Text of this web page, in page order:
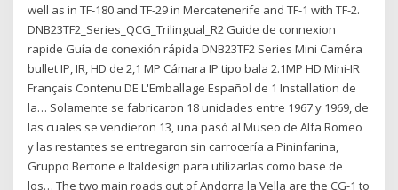
well as in TF-180 and TF-29 in Mercatenerife and TF-1 with TF-2.
DNB23TF2_Series_QCG_Trilingual_R2 Guide de connexion
rapide Guía de conexión rápida DNB23TF2 Series Mini Caméra
bullet IP, IR, HD de 2,1 MP Cámara IP tipo bala 2.1MP HD Mini-IR
Français Contenu DE L'Emballage Español de 1 Installation de
la… Solamente se fabricaron 18 unidades entre 1967 y 1969, de
las cuales se vendieron 13, una pasó al Museo de Alfa Romeo
y las restantes se entregaron sin carrocería a Pininfarina,
Gruppo Bertone e Italdesign para utilizarlas como base de
los… The two main roads out of Andorra la Vella are the CG-1 to